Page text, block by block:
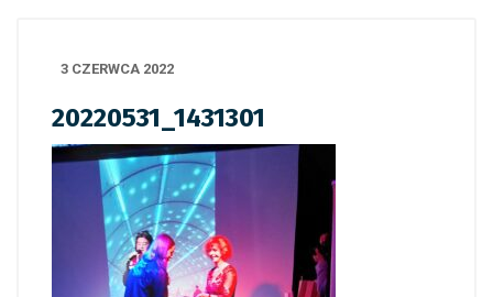
3 CZERWCA 2022
20220531_1431301